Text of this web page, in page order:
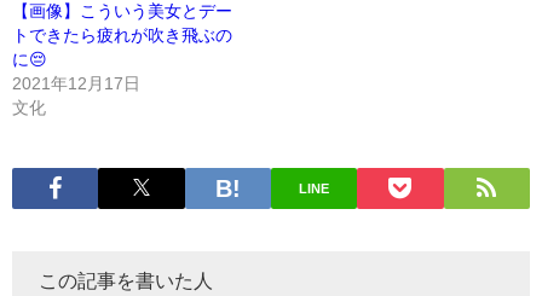
【画像】こういう美女とデー
トできたら疲れが吹き飛ぶの
に😔
2021年12月17日
文化
LINE
この記事を書いた人